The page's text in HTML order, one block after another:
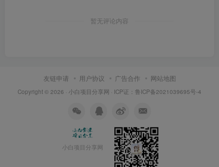
暂无评论内容
友链申请 用户协议 广告合作 网站地图
Copyright © 2026 · 小白项目分享网 · ICP证： 鲁ICP备2021039695号-4
小白项目分享网